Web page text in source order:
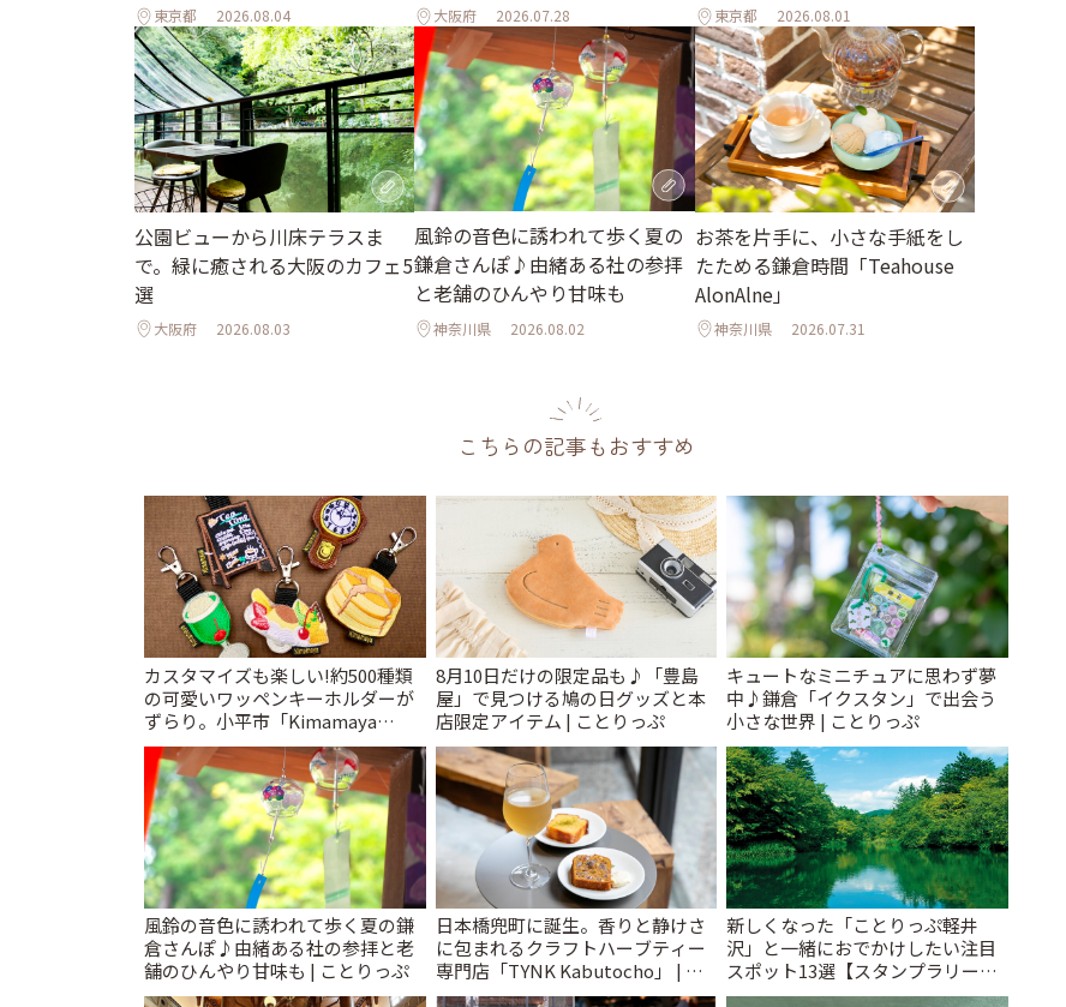
東京都 2026.08.04 大阪府 2026.07.28 東京都 2026.08.01
公園ビューから川床テラスま
で。緑に癒される大阪のカフェ5
選
大阪府 2026.08.03
風鈴の音色に誘われて歩く夏の
鎌倉さんぽ♪由緒ある社の参拝
と老舗のひんやり甘味も
神奈川県 2026.08.02
お茶を片手に、小さな手紙をし
たためる鎌倉時間「Teahouse
AlonAlne」
神奈川県 2026.07.31
こちらの記事もおすすめ
カスタマイズも楽しい!約500種類
の可愛いワッペンキーホルダーが
ずらり。小平市「Kimamaya
T&K」 | ことりっぷ
8月10日だけの限定品も♪「豊島
屋」で見つける鳩の日グッズと本
店限定アイテム | ことりっぷ
キュートなミニチュアに思わず夢
中♪鎌倉「イクスタン」で出会う
小さな世界 | ことりっぷ
風鈴の音色に誘われて歩く夏の鎌
倉さんぽ♪由緒ある社の参拝と老
舗のひんやり甘味も | ことりっぷ
日本橋兜町に誕生。香りと静けさ
に包まれるクラフトハーブティー
専門店「TYNK Kabutocho」 | こ
とりっぷ
新しくなった「ことりっぷ軽井
沢」と一緒におでかけしたい注目
スポット13選【スタンプラリー開
催中】 | ことりっぷ